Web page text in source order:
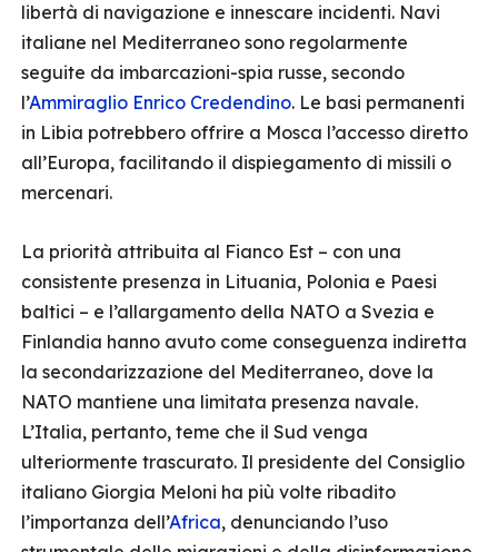
libertà di navigazione e innescare incidenti. Navi
italiane nel Mediterraneo sono regolarmente
seguite da imbarcazioni-spia russe, secondo
l’Ammiraglio Enrico Credendino. Le basi permanenti
in Libia potrebbero offrire a Mosca l’accesso diretto
all’Europa, facilitando il dispiegamento di missili o
mercenari.
La priorità attribuita al Fianco Est – con una
consistente presenza in Lituania, Polonia e Paesi
baltici – e l’allargamento della NATO a Svezia e
Finlandia hanno avuto come conseguenza indiretta
la secondarizzazione del Mediterraneo, dove la
NATO mantiene una limitata presenza navale.
L’Italia, pertanto, teme che il Sud venga
ulteriormente trascurato. Il presidente del Consiglio
italiano Giorgia Meloni ha più volte ribadito
l’importanza dell’Africa, denunciando l’uso